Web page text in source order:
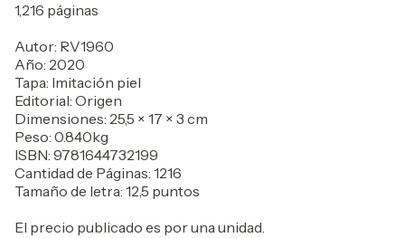
1,216 páginas
Autor: RV1960
Año: 2020
Tapa: Imitación piel
Editorial: Origen
Dimensiones: 25,5 × 17 × 3 cm
Peso: 0.840kg
ISBN: 9781644732199
Cantidad de Páginas: 1216
Tamaño de letra: 12,5 puntos
El precio publicado es por una unidad.